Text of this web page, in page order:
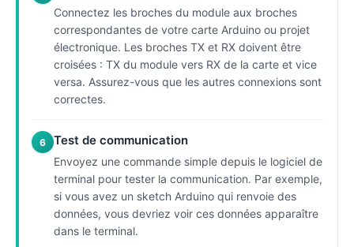
Connectez les broches du module aux broches
correspondantes de votre carte Arduino ou projet
électronique. Les broches TX et RX doivent être
croisées : TX du module vers RX de la carte et vice
versa. Assurez-vous que les autres connexions sont
correctes.
6 Test de communication
Envoyez une commande simple depuis le logiciel de
terminal pour tester la communication. Par exemple,
si vous avez un sketch Arduino qui renvoie des
données, vous devriez voir ces données apparaître
dans le terminal.